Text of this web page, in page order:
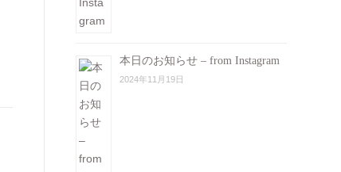
本日のお知らせ – from Instagram
2024年11月19日